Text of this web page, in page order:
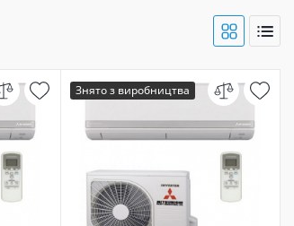
Знято з виробництва